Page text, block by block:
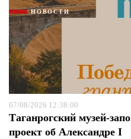
НОВОСТИ
07/08/2026 12:38:00
Таганрогский музей-
проект об Александре I